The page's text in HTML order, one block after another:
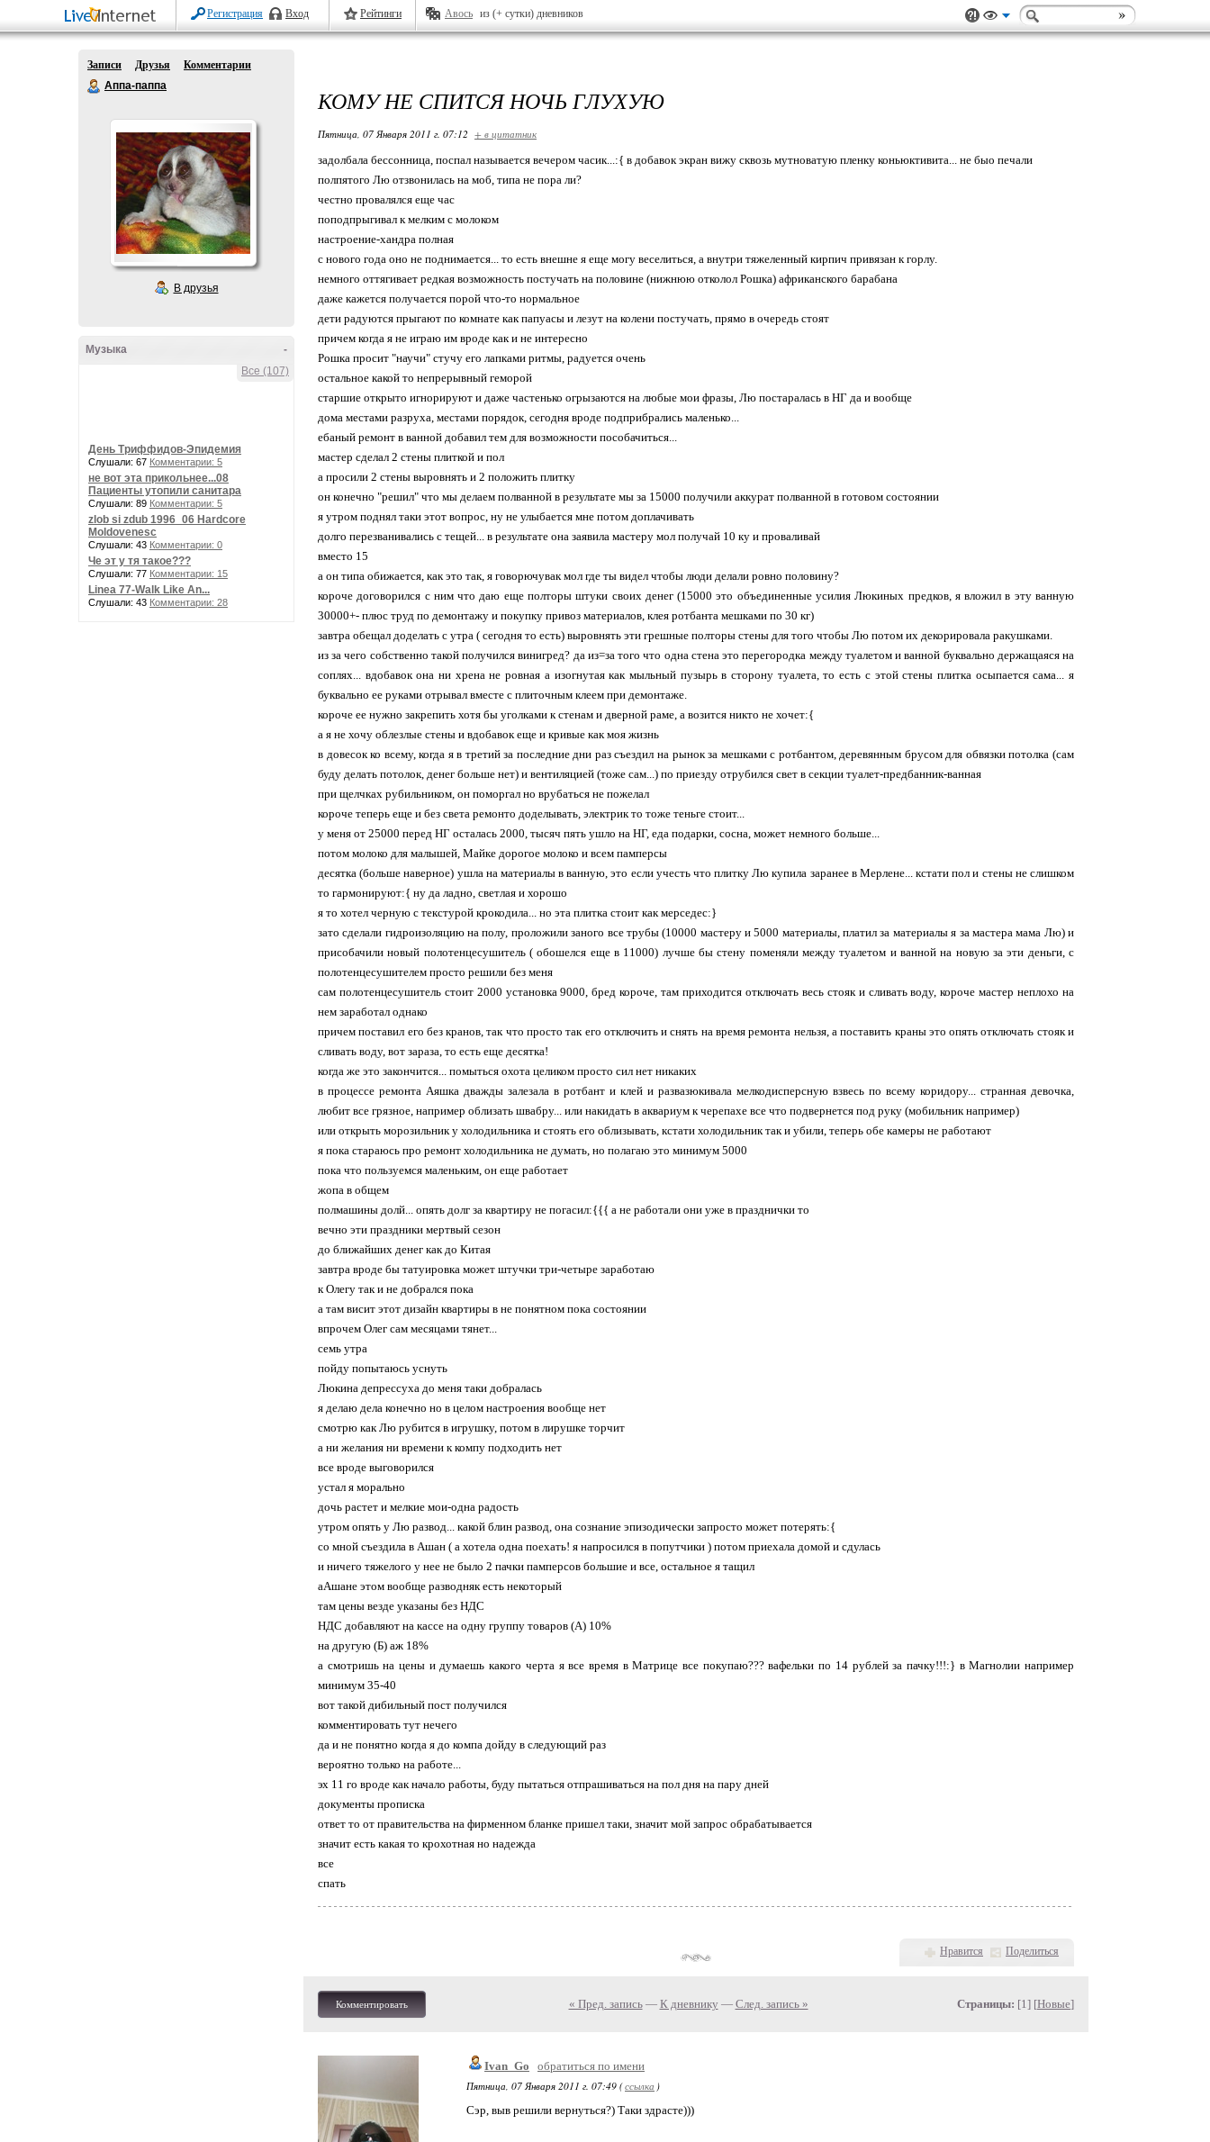
Регистрация Вход Рейтинги Авось из (+ сутки) дневников
Записи Друзья
Комментарии
Аппа-паппа
В друзья
-
Музыка
Все (107)
День Триффидов-Эпидемия
Слушали: 67 Комментарии: 5
не вот эта прикольнее...08
Пациенты утопили санитара
Слушали: 89 Комментарии: 5
zlob si zdub 1996_06 Hardcore
Moldovenesc
Слушали: 43 Комментарии: 0
Че эт у тя такое???
Слушали: 77 Комментарии: 15
Linea 77-Walk Like An...
Слушали: 43 Комментарии: 28
КОМУ НЕ СПИТСЯ НОЧЬ ГЛУХУЮ
Пятница, 07 Января 2011 г. 07:12 + в цитатник
задолбала бессонница, поспал называется вечером часик...:{ в добавок экран вижу сквозь мутноватую пленку коньюктивита... не быо печали
полпятого Лю отзвонилась на моб, типа не пора ли?
честно провалялся еще час
поподпрыгивал к мелким с молоком
настроение-хандра полная
с нового года оно не поднимается... то есть внешне я еще могу веселиться, а внутри тяжеленный кирпич привязан к горлу.
немного оттягивает редкая возможность постучать на половине (нижнюю отколол Рошка) африканского барабана
даже кажется получается порой что-то нормальное
дети радуются прыгают по комнате как папуасы и лезут на колени постучать, прямо в очередь стоят
причем когда я не играю им вроде как и не интересно
Рошка просит "научи" стучу его лапками ритмы, радуется очень
остальное какой то непрерывный геморой
старшие открыто игнорируют и даже частенько огрызаются на любые мои фразы, Лю постаралась в НГ да и вообще
дома местами разруха, местами порядок, сегодня вроде подприбрались маленько...
ебаный ремонт в ванной добавил тем для возможности пособачиться...
мастер сделал 2 стены плиткой и пол
а просили 2 стены выровнять и 2 положить плитку
он конечно "решил" что мы делаем полванной в результате мы за 15000 получили аккурат полванной в готовом состоянии
я утром поднял таки этот вопрос, ну не улыбается мне потом доплачивать
долго перезванивались с тещей... в результате она заявила мастеру мол получай 10 ку и проваливай
вместо 15
а он типа обижается, как это так, я говорючувак мол где ты видел чтобы люди делали ровно половину?
короче договорился с ним что даю еще полторы штуки своих денег (15000 это объединенные усилия Люкиных предков, я вложил в эту ванную
30000+- плюс труд по демонтажу и покупку привоз материалов, клея ротбанта мешками по 30 кг)
завтра обещал доделать с утра ( сегодня то есть) выровнять эти грешные полторы стены для того чтобы Лю потом их декорировала ракушками.
из за чего собственно такой получился винигред? да из=за того что одна стена это перегородка между туалетом и ванной буквально держащаяся на
соплях... вдобавок она ни хрена не ровная а изогнутая как мыльный пузырь в сторону туалета, то есть с этой стены плитка осыпается сама... я
буквально ее руками отрывал вместе с плиточным клеем при демонтаже.
короче ее нужно закрепить хотя бы уголками к стенам и дверной раме, а возится никто не хочет:{
а я не хочу облезлые стены и вдобавок еще и кривые как моя жизнь
в довесок ко всему, когда я в третий за последние дни раз съездил на рынок за мешками с ротбантом, деревянным брусом для обвязки потолка (сам
буду делать потолок, денег больше нет) и вентиляцией (тоже сам...) по приезду отрубился свет в секции туалет-предбанник-ванная
при щелчках рубильником, он поморгал но врубаться не пожелал
короче теперь еще и без света ремонто доделывать, электрик то тоже теньге стоит...
у меня от 25000 перед НГ осталась 2000, тысяч пять ушло на НГ, еда подарки, сосна, может немного больше...
потом молоко для малышей, Майке дорогое молоко и всем памперсы
десятка (больше наверное) ушла на материалы в ванную, это если учесть что плитку Лю купила заранее в Мерлене... кстати пол и стены не слишком
то гармонируют:{ ну да ладно, светлая и хорошо
я то хотел черную с текстурой крокодила... но эта плитка стоит как мерседес:}
зато сделали гидроизоляцию на полу, проложили заного все трубы (10000 мастеру и 5000 материалы, платил за материалы я за мастера мама Лю) и
присобачили новый полотенцесушитель ( обошелся еще в 11000) лучше бы стену поменяли между туалетом и ванной на новую за эти деньги, с
полотенцесушителем просто решили без меня
сам полотенцесушитель стоит 2000 установка 9000, бред короче, там приходится отключать весь стояк и сливать воду, короче мастер неплохо на
нем заработал однако
причем поставил его без кранов, так что просто так его отключить и снять на время ремонта нельзя, а поставить краны это опять отключать стояк и
сливать воду, вот зараза, то есть еще десятка!
когда же это закончится... помыться охота целиком просто сил нет никаких
в процессе ремонта Аяшка дважды залезала в ротбант и клей и развазюкивала мелкодисперсную взвесь по всему коридору... странная девочка,
любит все грязное, например облизать швабру... или накидать в аквариум к черепахе все что подвернется под руку (мобильник например)
или открыть морозильник у холодильника и стоять его облизывать, кстати холодильник так и убили, теперь обе камеры не работают
я пока стараюсь про ремонт холодильника не думать, но полагаю это минимум 5000
пока что пользуемся маленьким, он еще работает
жопа в общем
полмашины долй... опять долг за квартиру не погасил:{{{ а не работали они уже в празднички то
вечно эти праздники мертвый сезон
до ближайших денег как до Китая
завтра вроде бы татуировка может штучки три-четыре заработаю
к Олегу так и не добрался пока
а там висит этот дизайн квартиры в не понятном пока состоянии
впрочем Олег сам месяцами тянет...
семь утра
пойду попытаюсь уснуть
Люкина депрессуха до меня таки добралась
я делаю дела конечно но в целом настроения вообще нет
смотрю как Лю рубится в игрушку, потом в лирушке торчит
а ни желания ни времени к компу подходить нет
все вроде выговорился
устал я морально
дочь растет и мелкие мои-одна радость
утром опять у Лю развод... какой блин развод, она сознание эпизодически запросто может потерять:{
со мной съездила в Ашан ( а хотела одна поехать! я напросился в попутчики ) потом приехала домой и сдулась
и ничего тяжелого у нее не было 2 пачки памперсов большие и все, остальное я тащил
аАшане этом вообще разводняк есть некоторый
там цены везде указаны без НДС
НДС добавляют на кассе на одну группу товаров (А) 10%
на другую (Б) аж 18%
а смотришь на цены и думаешь какого черта я все время в Матрице все покупаю??? вафельки по 14 рублей за пачку!!!:} в Магнолии например
минимум 35-40
вот такой дибильный пост получился
комментировать тут нечего
да и не понятно когда я до компа дойду в следующий раз
вероятно только на работе...
эх 11 го вроде как начало работы, буду пытаться отпрашиваться на пол дня на пару дней
документы прописка
ответ то от правительства на фирменном бланке пришел таки, значит мой запрос обрабатывается
значит есть какая то крохотная но надежда
все
спать
Нравится Поделиться
Комментировать « Пред. запись— К дневнику — След. запись » Страницы: [1] [Новые]
Ivan_Go
обратиться по имени
Пятница, 07 Января 2011 г. 07:49 (ссылка )
Сэр, выв решили вернуться?) Таки здрасте)))